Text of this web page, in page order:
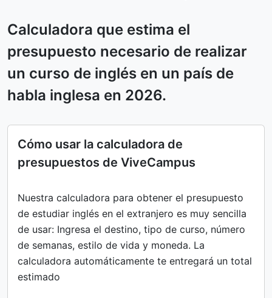
Calculadora que estima el
presupuesto necesario de realizar
un curso de inglés en un país de
habla inglesa en 2026.
Cómo usar la calculadora de
presupuestos de ViveCampus
Nuestra calculadora para obtener el presupuesto
de estudiar inglés en el extranjero es muy sencilla
de usar: Ingresa el destino, tipo de curso, número
de semanas, estilo de vida y moneda. La
calculadora automáticamente te entregará un total
estimado